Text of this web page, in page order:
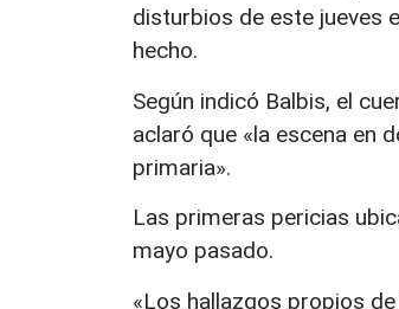
disturbios de este jueves
hecho.
Según indicó Balbis, el
aclaró que «la escena en
primaria».
Las primeras pericias
mayo pasado.
«Los hallazgos propios